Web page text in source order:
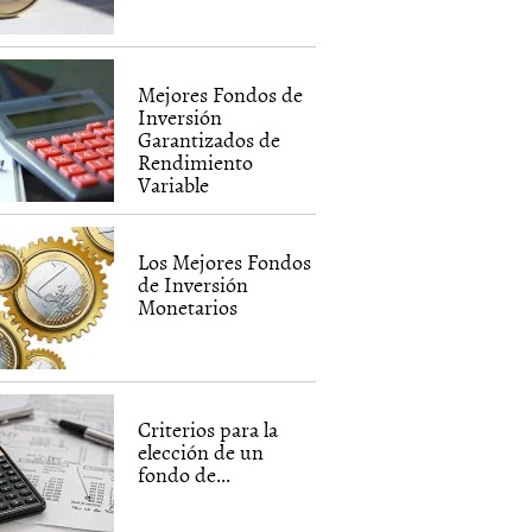
Mejores Fondos de
Inversión
Garantizados de
Rendimiento
Variable
Los Mejores Fondos
de Inversión
Monetarios
Criterios para la
elección de un
fondo de...